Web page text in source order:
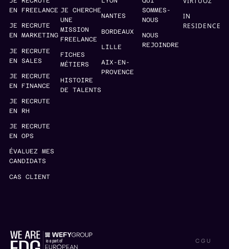
EN FREELANCE
JE RECRUTE
EN MARKETING
JE RECRUTE
EN SALES
JE RECRUTE
EN FINANCE
JE RECRUTE
EN RH
JE RECRUTE
EN OPS
ÉVALUEZ MES
CANDIDATS
CAS CLIENT
JE CHERCHE
UNE
MISSION
FREELANCE
FICHES
MÉTIERS
HISTOIRE
DE TALENTS
NANTES
BORDEAUX
LILLE
AIX-EN-
PROVENCE
SOMMES-
NOUS
NOUS
REJOINDRE
IN
RESIDENCE
CGU